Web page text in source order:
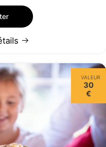
VALEUR
30
€